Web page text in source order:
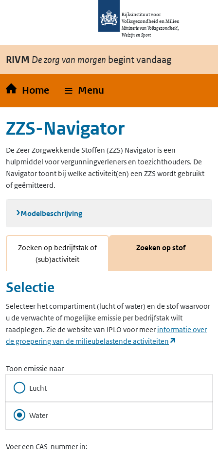
Overslaan en naar de inhoud gaan
Rijksinstituut voor
Volksgezondheid en Milieu
Ministerie van Volksgezondheid,
Welzijn en Sport
RIVM De zorg van morgen begint vandaag
Home Menu
ZZS-Navigator
De Zeer Zorgwekkende Stoffen (ZZS) Navigator is een
hulpmiddel voor vergunningverleners en toezichthouders. De
Navigator toont bij welke activiteit(en) een ZZS wordt gebruikt
of geëmitteerd.
Modelbeschrijving
Zoeken op bedrijfstak of
(sub)activiteit
Zoeken op stof
Selectie
Selecteer het compartiment (lucht of water) en de stof waarvoor
u de verwachte of mogelijke emissie per bedrijfstak wilt
raadplegen. Zie de website van IPLO voor meer informatie over
de groepering van de milieubelastende activiteiten
Toon emissie naar
Lucht
Water
Voer een CAS-nummer in: